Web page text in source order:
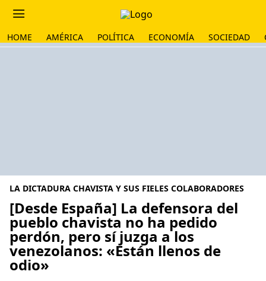
HOME AMÉRICA POLÍTICA ECONOMÍA SOCIEDAD
LA DICTADURA CHAVISTA Y SUS FIELES COLABORADORES
[Desde España] La defensora del
pueblo chavista no ha pedido
perdón, pero sí juzga a los
venezolanos: «Están llenos de
odio»